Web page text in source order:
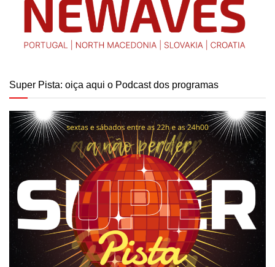
Super Pista: oiça aqui o Podcast dos programas